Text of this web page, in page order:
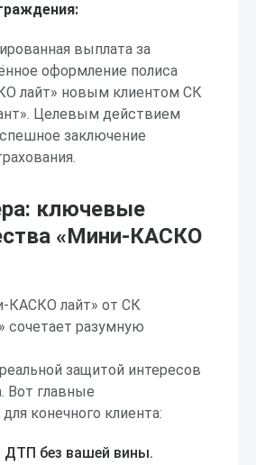
выплата за
оформление полиса
лайт» новым клиентом СК
Целевым действием
заключение
ключевые
«Мини-КАСКО
КАСКО лайт» от СК
сочетает разумную
защитой интересов
Вот главные
конечного клиента:
ДТП без вашей вины.